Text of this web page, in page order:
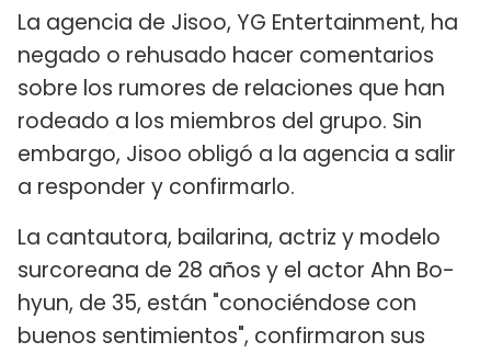
La agencia de Jisoo, YG Entertainment, ha
negado o rehusado hacer comentarios
sobre los rumores de relaciones que han
rodeado a los miembros del grupo. Sin
embargo, Jisoo obligó a la agencia a salir
a responder y confirmarlo.
La cantautora, bailarina, actriz y modelo
surcoreana de 28 años y el actor Ahn Bo-
hyun, de 35, están "conociéndose con
buenos sentimientos", confirmaron sus